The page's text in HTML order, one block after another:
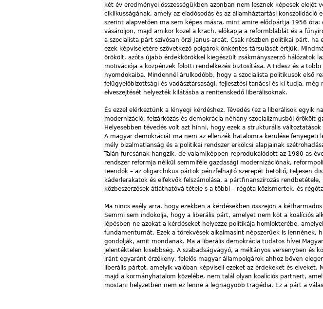
két év eredményei összességükben azonban nem lesznek képesek elejét
ciklikusságának, amely az eladósodás és az államháztartási konszolidáció
szerint alapvetően ma sem képes másra, mint amire elődpártja 1956
vásároljon, majd amikor közel a krach, előkapja a reformblablát és a
a szocialista párt szívósan őrzi Janus-arcát. Csak részben politikai párt,
ezek képviseletére szövetkező polgárok önkéntes társulását értjük.
örökölt, azóta újabb érdekkörökkel kiegészült zsákmányszerző hálózatok
motivációja a közpénzek fölötti rendelkezés biztosítása. A Fidesz és a
nyomdokaiba. Mindennél árulkodóbb, hogy a szocialista politikusok első
felügyelőbizottsági és vadásztársasági, fejlesztési tanácsi és ki tudja,
elveszejtését helyezték kilátásba a renitenskedő liberálisoknak.
És ezzel elérkeztünk a lényegi kérdéshez. Tévedés (ez a liberálisok egyik
modernizáció, felzárkózás és demokrácia néhány szocializmusból örökölt
Helyesebben tévedés volt azt hinni, hogy ezek a strukturális
A magyar demokráciát ma nem az ellenzék hatalomra kerülése
mély bizalmatlanság és a politikai rendszer erkölcsi alap­jainak
Talán furcsának hangzik, de valamiképpen reprodukálódott az 1980-as
rendszer reformja nélkül semmiféle gazdasági modernizációnak,
teendők – az oligarchikus pártok pénzfelhajtó szerepét betöltő, teljesen
káderlerakatok és elfekvők felszámolása, a pártfinanszírozás
közbeszerzések átláthatóvá tétele s a többi – régóta közismertek, és
Ma nincs esély arra, hogy ezekben a kérdésekben összejön a
Semmi sem indokolja, hogy a liberális párt, amelyet nem köt a koalíciós
lépésben ne azokat a kérdéseket helyezze politikája homlokterébe,
fundamentumát. Ezek a törekvések alkalmasint népszerűek is lennének,
gondolják, amit mondanak. Ma a liberális demokrácia tudatos hívei
jelentéktelen kisebbség. A szabadságvágyó, a méltányos versenyben és
iránt egyaránt érzékeny, felelős magyar állampolgárok ahhoz bőven
liberális pártot, amelyik valóban képviseli ezeket az érdekeket és
majd a kormányhatalom közelébe, nem talál olyan koalíciós partnert,
mostani helyzetben nem ez lenne a legnagyobb tragédia. Ez a párt a